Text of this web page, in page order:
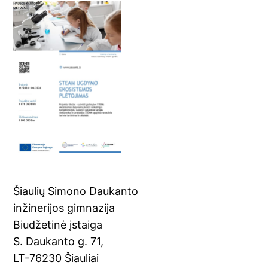
Šiaulių Simono Daukanto
inžinerijos gimnazija
Biudžetinė įstaiga
S. Daukanto g. 71,
LT-76230 Šiauliai